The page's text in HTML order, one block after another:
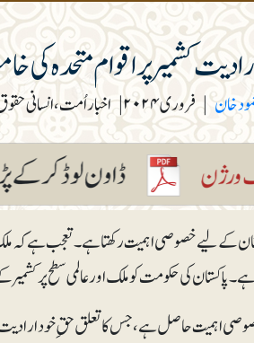
کشمیر پر اقوام متحدہ کی
خان | فروری ۲۰۲۴ | اخبار اُمت، انسانی
کے لیے خصوصی اہمیت رکھتا ہے۔ تعجب ہے کہ
کی حکومت کو ملک اورعالمی سطح پر کشمیر
اہمیت حاصل ہے، جس کا تعلق حقِ خود